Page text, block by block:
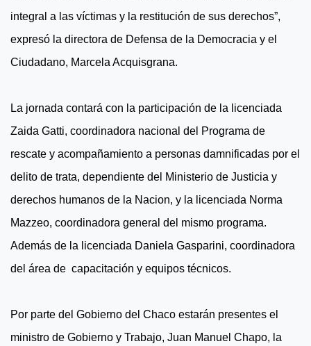
integral a las víctimas y la restitución de sus derechos”,
expresó la directora de Defensa de la Democracia y el
Ciudadano, Marcela Acquisgrana.
La jornada contará con la participación de la licenciada
Zaida Gatti, coordinadora nacional del Programa de
rescate y acompañamiento a personas damnificadas por el
delito de trata, dependiente del Ministerio de Justicia y
derechos humanos de la Nacion, y la licenciada Norma
Mazzeo, coordinadora general del mismo programa.
Además de la licenciada Daniela Gasparini, coordinadora
del área de capacitación y equipos técnicos.
Por parte del Gobierno del Chaco estarán presentes el
ministro de Gobierno y Trabajo, Juan Manuel Chapo, la